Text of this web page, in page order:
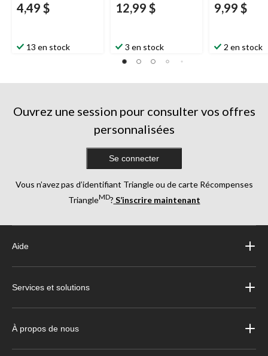
4,49 $
13 en stock
12,99 $
3 en stock
9,99 $
2 en stock
Ouvrez une session pour consulter vos offres
personnalisées
Se connecter
Vous n’avez pas d’identifiant Triangle ou de carte Récompenses
TriangleMD? S’inscrire maintenant
Aide
Services et solutions
À propos de nous